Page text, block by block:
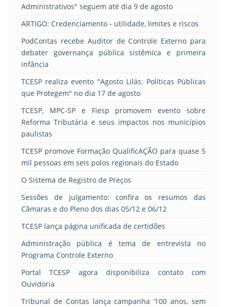
Administrativos" seguem até dia 9 de agosto
ARTIGO: Credenciamento - utilidade, limites e riscos
PodContas recebe Auditor de Controle Externo para
debater governança pública sistêmica e primeira
infância
TCESP realiza evento "Agosto Lilás: Políticas Públicas
que Protegem" no dia 17 de agosto
TCESP, MPC-SP e Fiesp promovem evento sobre
Reforma Tributária e seus impactos nos municípios
paulistas
TCESP promove Formação QualificAÇÃO para quase 5
mil pessoas em seis polos regionais do Estado
O Sistema de Registro de Preços
Sessões de julgamento: confira os resumos das
Câmaras e do Pleno dos dias 05/12 e 06/12
TCESP lança página unificada de certidões
Administração pública é tema de entrevista no
Programa Controle Externo
Portal TCESP agora disponibiliza contato com
Ouvidoria
Tribunal de Contas lança campanha ‘100 anos, sem